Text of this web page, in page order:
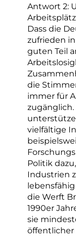
Antwort 2:
Dass die
zufrieden
guten Teil
die
immer für
vielfältige
Politik
Industrien
die Werft
1990er
sie
öffentlicher